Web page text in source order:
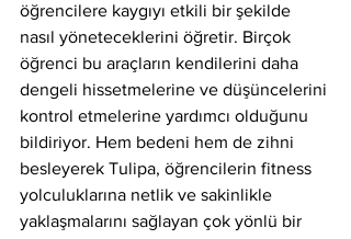
öğrencilere kaygıyı etkili bir şekilde
nasıl yöneteceklerini öğretir. Birçok
öğrenci bu araçların kendilerini daha
dengeli hissetmelerine ve düşüncelerini
kontrol etmelerine yardımcı olduğunu
bildiriyor. Hem bedeni hem de zihni
besleyerek Tulipa, öğrencilerin fitness
yolculuklarına netlik ve sakinlikle
yaklaşmalarını sağlayan çok yönlü bir